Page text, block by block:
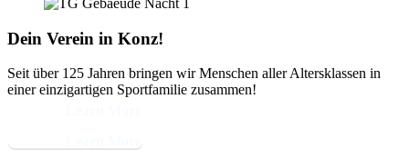
Dein Verein in Konz!
Seit über 125 Jahren bringen wir Menschen aller Altersklassen in
einer einzigartigen Sportfamilie zusammen!